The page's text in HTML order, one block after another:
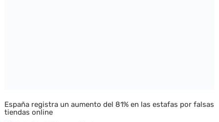
España registra un aumento del 81% en las estafas por falsas
tiendas online